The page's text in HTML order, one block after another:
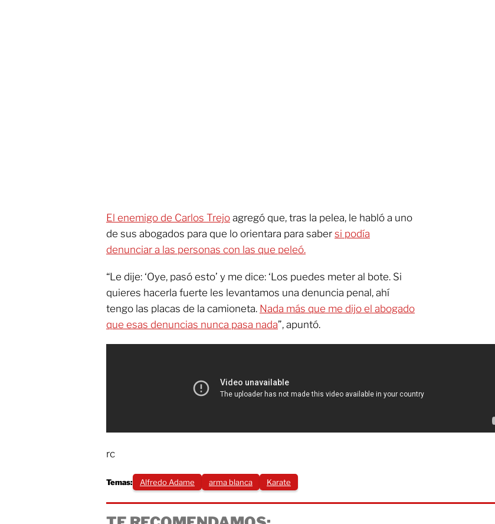
El enemigo de Carlos Trejo agregó que, tras la pelea, le habló a uno
de sus abogados para que lo orientara para saber si podía
denunciar a las personas con las que peleó.
“Le dije: ‘Oye, pasó esto’ y me dice: ‘Los puedes meter al bote. Si
quieres hacerla fuerte les levantamos una denuncia penal, ahí
tengo las placas de la camioneta. Nada más que me dijo el abogado
que esas denuncias nunca pasa nada”, apuntó.
rc
Temas: Alfredo Adame arma blanca Karate